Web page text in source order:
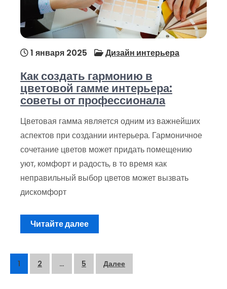
1 января 2025 Дизайн интерьера
Как создать гармонию в
цветовой гамме интерьера:
советы от профессионала
Цветовая гамма является одним из важнейших
аспектов при создании интерьера. Гармоничное
сочетание цветов может придать помещению
уют, комфорт и радость, в то время как
неправильный выбор цветов может вызвать
дискомфорт
Читайте далее
Пагинация
1 2 … 5 Далее